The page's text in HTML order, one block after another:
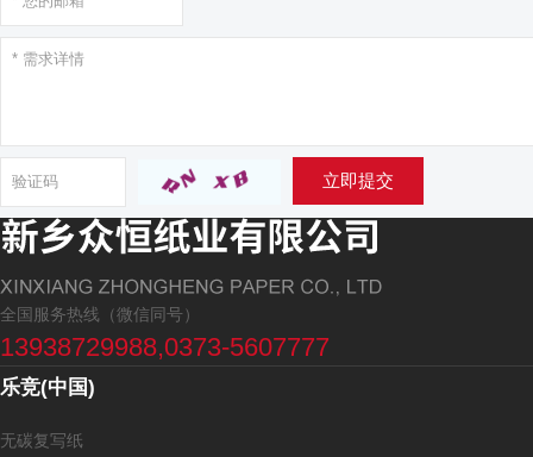
立即提交
全国服务热线（微信同号）
13938729988,0373-5607777
乐竞(中国)
无碳复写纸